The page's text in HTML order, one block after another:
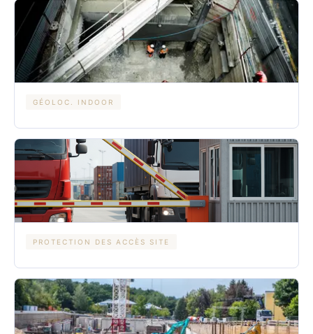
GÉOLOC. INDOOR
PROTECTION DES ACCÈS SITE